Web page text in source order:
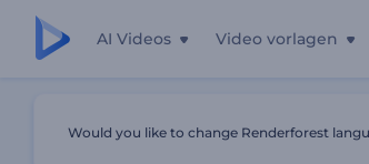
AI Videos Video vorlagen
Would you like to change Renderforest